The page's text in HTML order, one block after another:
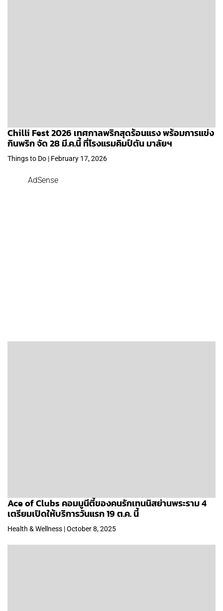
Chilli Fest 2026 เทศกาลพริกสุดร้อนแรง พร้อมการแข่ง
กินพริก จัด 28 มี.ค.นี้ ที่โรงแรมคิมป์ตัน มาลัยฯ
Things to Do | February 17, 2026
AdSense
Ace of Clubs คอมมูนีตี้ของคนรักเทนนิสย่านพระราม 4
เตรียมเปิดให้บริการวันแรก 19 ต.ค. นี้
Health & Wellness | October 8, 2025